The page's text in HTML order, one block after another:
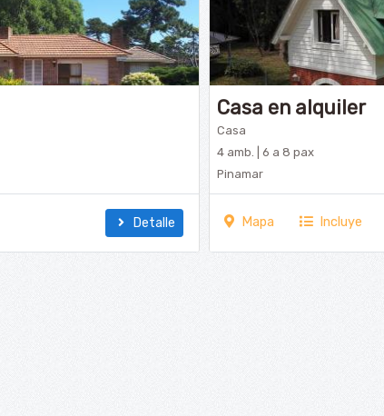
Detalle
Casa en alquiler
Casa
4 amb. | 6 a 8 pax
Pinamar
Mapa Incluye